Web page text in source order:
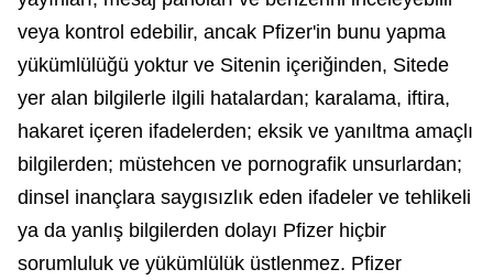
veya kontrol edebilir, ancak Pfizer'in bunu yapma
yükümlülüğü yoktur ve Sitenin içeriğinden, Sitede
yer alan bilgilerle ilgili hatalardan; karalama, iftira,
hakaret içeren ifadelerden; eksik ve yanıltma amaçlı
bilgilerden; müstehcen ve pornografik unsurlardan;
dinsel inançlara saygısızlık eden ifadeler ve tehlikeli
ya da yanlış bilgilerden dolayı Pfizer hiçbir
sorumluluk ve yükümlülük üstlenmez. Pfizer